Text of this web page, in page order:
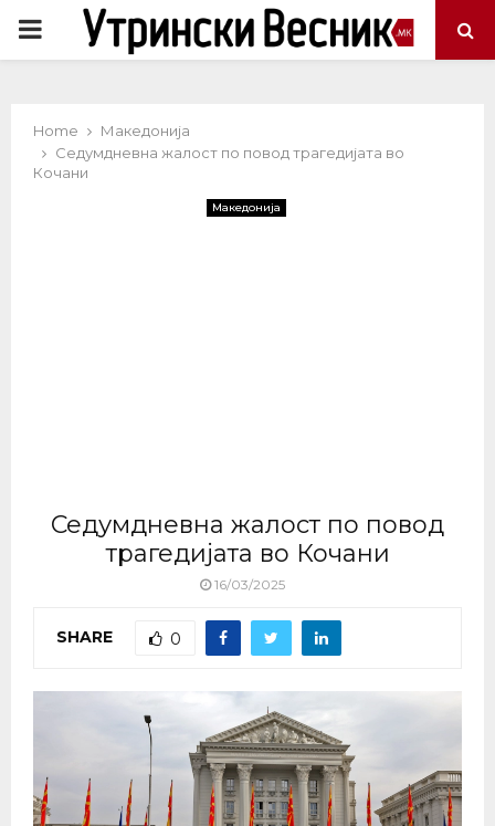
PRIMARY
Home
Македонија
Седумдневна жалост по повод трагедијата во
Кочани
Македонија
Седумдневна жалост по повод
трагедијата во Кочани
16/03/2025
SHARE 0